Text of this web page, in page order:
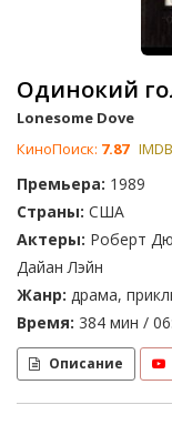
Одинокий
Lonesome Dove
КиноПоиск: 7.87
Премьера: 1989
Страны: США
Актеры: Роберт
Дайан Лэйн
Жанр: драма,
Время: 384 мин /
Описание